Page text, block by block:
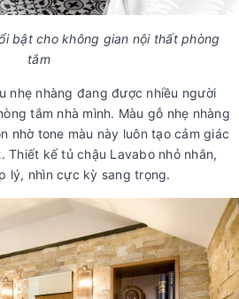
bật cho không gian nội thất phòng
tắm
nhẹ nhàng đang được nhiều người
tắm nhà mình. Màu gỗ nhẹ nhàng
nhờ tone màu này luôn tạo cảm giác
Thiết kế tủ chậu Lavabo nhỏ nhắn,
lý, nhìn cực kỳ sang trọng.